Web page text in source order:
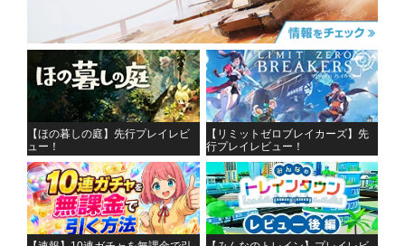
【ほの暮しの庭】先行プレイレビ
ュー！
【リミットゼロブレイカーズ】先
行プレイレビュー！